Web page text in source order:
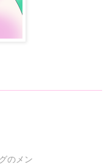
のメン